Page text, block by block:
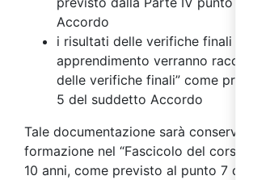
Accordo
i risultati delle verifiche finali di
apprendimento verranno raccolti
delle verifiche finali” come
5 del suddetto Accordo
Tale documentazione sarà conservata
formazione nel “Fascicolo del corso”
10 anni, come previsto al punto 7 del